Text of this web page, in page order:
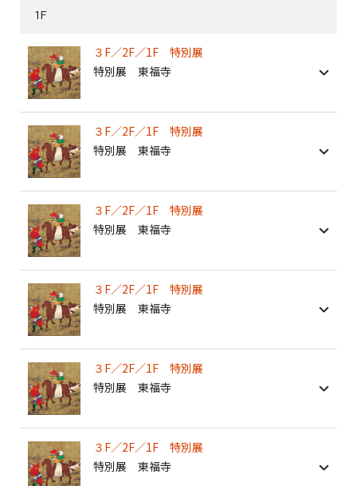
1F
３F／2F／1F 特別展
特別展 東福寺
３F／2F／1F 特別展
特別展 東福寺
３F／2F／1F 特別展
特別展 東福寺
３F／2F／1F 特別展
特別展 東福寺
３F／2F／1F 特別展
特別展 東福寺
３F／2F／1F 特別展
特別展 東福寺